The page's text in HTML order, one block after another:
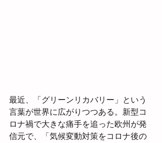
最近、「グリーンリカバリー」という
言葉が世界に広がりつつある。新型コ
ロナ禍で大きな痛手を追った欧州が発
信元で、「気候変動対策をコロナ後の